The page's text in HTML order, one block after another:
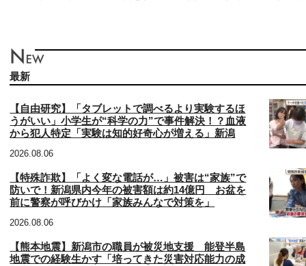
最新
【自由研究】「タブレットで調べるより実験するほ
うがいい」小学生が“科学の力”で事件解決！？血液
から犯人特定「実験は知的好奇心が増える」新潟
2026.08.06
【特殊詐欺】「よく変な電話が…」被害は“家族”で
防いで！新潟県内今年の被害額は約14億円 お盆を
前に警察が呼びかけ「家族みんなで対策を」
2026.08.06
【熊本地震】新潟市の職員が被災地支援 能登半島
地震での経験生かす「培ってきた災害対応能力の成